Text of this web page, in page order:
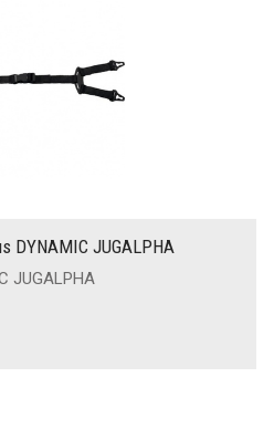
DYNAMIC JUGALPHA
JUGALPHA